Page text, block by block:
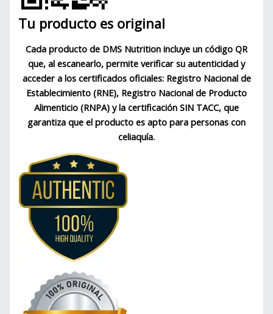
Tu producto es original
Cada producto de DMS Nutrition incluye un código QR
que, al escanearlo, permite verificar su autenticidad y
acceder a los certificados oficiales: Registro Nacional de
Establecimiento (RNE), Registro Nacional de Producto
Alimenticio (RNPA) y la certificación SIN TACC, que
garantiza que el producto es apto para personas con
celiaquía.